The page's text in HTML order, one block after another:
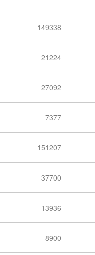
149338
21224
27092
7377
151207
37700
13936
8900